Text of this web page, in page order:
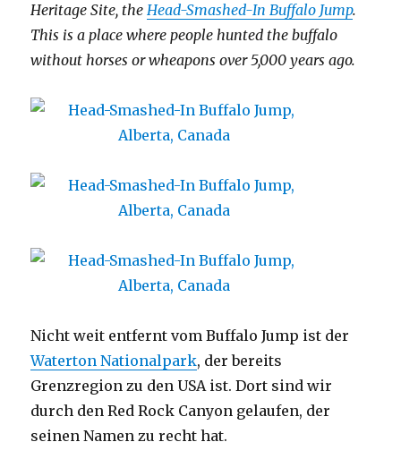
Heritage Site, theHead-Smashed-In Buffalo Jump.
This is a place where people hunted the buffalo
without horses or wheapons over 5,000 years ago.
Nicht weit entfernt vom Buffalo Jump ist der
Waterton Nationalpark, der bereits
Grenzregion zu den USA ist. Dort sind wir
durch den Red Rock Canyon gelaufen, der
seinen Namen zu recht hat.